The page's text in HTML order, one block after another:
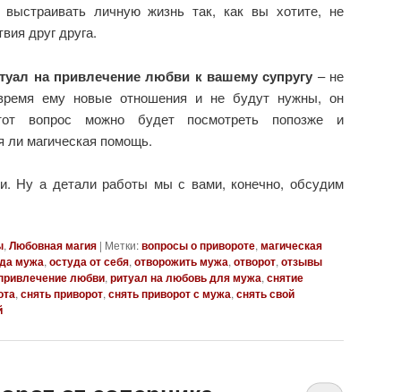
личную жизнь так, как вы хотите, не
друг друга.
на привлечение любви к вашему супругу – не
ему новые отношения и не будут нужны, он
вопрос можно будет посмотреть попозже и
ли магическая помощь.
Ну а детали работы мы с вами, конечно, обсудим
, Любовная магия | Метки:вопросы о привороте, магическая
мужа, остуда от себя, отворожить мужа, отворот, отзывы
любви, ритуал на любовь для мужа, снятие
, снять приворот, снять приворот с мужа, снять свой